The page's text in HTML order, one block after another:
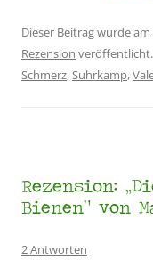
Dieser Beitrag wurde am
Rezension
Schmerz,Suhrkamp,
Rezension:
Bienen“ von
2 Antworten